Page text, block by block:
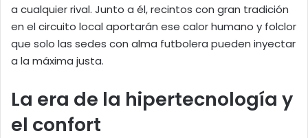
a cualquier rival. Junto a él, recintos con gran tradición
en el circuito local aportarán ese calor humano y folclor
que solo las sedes con alma futbolera pueden inyectar
a la máxima justa.
La era de la hipertecnología y
el confort